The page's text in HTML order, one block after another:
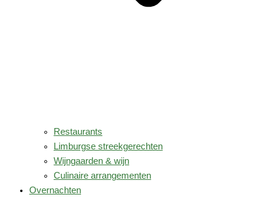
Restaurants
Limburgse streekgerechten
Wijngaarden & wijn
Culinaire arrangementen
Overnachten